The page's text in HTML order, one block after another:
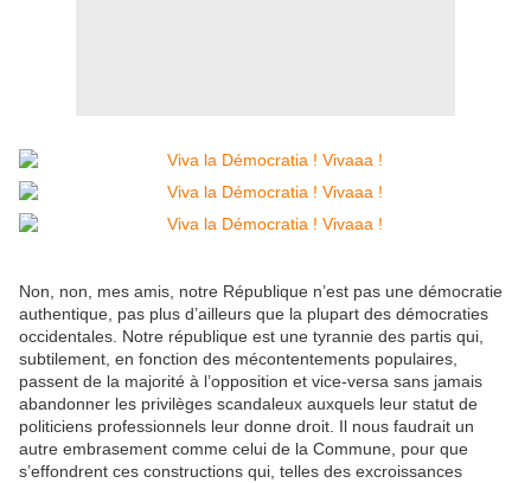
Non, non, mes amis, notre République n’est pas une démocratie
authentique, pas plus d’ailleurs que la plupart des démocraties
occidentales. Notre république est une tyrannie des partis qui,
subtilement, en fonction des mécontentements populaires,
passent de la majorité à l’opposition et vice-versa sans jamais
abandonner les privilèges scandaleux auxquels leur statut de
politiciens professionnels leur donne droit. Il nous faudrait un
autre embrasement comme celui de la Commune, pour que
s’effondrent ces constructions qui, telles des excroissances